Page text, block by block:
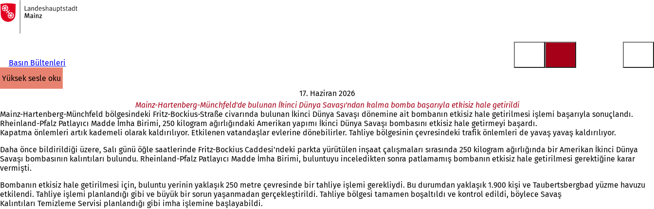
İçeriğe atla
Ana
sayfaya
Basın Bültenleri
yüksek sesle oku
17. Haziran 2026
Mainz-Hartenberg-Münchfeld'de bulunan İkinci Dünya Savaşı'ndan kalma bomba başarıyla etkisiz hale getirildi
Mainz-Hartenberg-Münchfeld bölgesindeki Fritz-Bockius-Straße civarında bulunan İkinci Dünya Savaşı dönemine ait bombanın etkisiz hale getirilmesi işlemi başarıyla sonuçlandı.
Rheinland-Pfalz Patlayıcı Madde İmha Birimi, 250 kilogram ağırlığındaki Amerikan yapımı İkinci Dünya Savaşı bombasını etkisiz hale getirmeyi başardı.
Kapatma önlemleri artık kademeli olarak kaldırılıyor. Etkilenen vatandaşlar evlerine dönebilirler. Tahliye bölgesinin çevresindeki trafik önlemleri de yavaş yavaş kaldırılıyor.
Daha önce bildirildiği üzere, Salı günü öğle saatlerinde Fritz-Bockius Caddesi'ndeki parkta yürütülen inşaat çalışmaları sırasında 250 kilogram ağırlığında bir Amerikan İkinci Dünya
Savaşı bombasının kalıntıları bulundu. Rheinland-Pfalz Patlayıcı Madde İmha Birimi, buluntuyu inceledikten sonra patlamamış bombanın etkisiz hale getirilmesi gerektiğine karar
vermişti.
Bombanın etkisiz hale getirilmesi için, buluntu yerinin yaklaşık 250 metre çevresinde bir tahliye işlemi gerekliydi. Bu durumdan yaklaşık 1.900 kişi ve Taubertsbergbad yüzme havuzu
etkilendi. Tahliye işlemi planlandığı gibi ve büyük bir sorun yaşanmadan gerçekleştirildi. Tahliye bölgesi tamamen boşaltıldı ve kontrol edildi, böylece Savaş
Kalıntıları Temizleme Servisi planlandığı gibi imha işlemine başlayabildi.